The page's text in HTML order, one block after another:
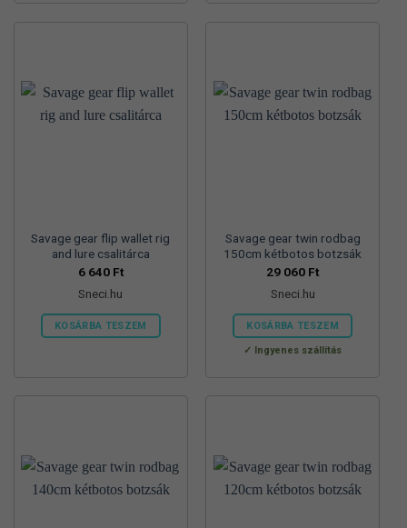
Savage gear flip wallet rig
and lure csalitárca
6 640 Ft
Sneci.hu
KOSÁRBA TESZEM
Savage gear twin rodbag
150cm kétbotos botzsák
29 060 Ft
Sneci.hu
KOSÁRBA TESZEM
Ingyenes szállítás